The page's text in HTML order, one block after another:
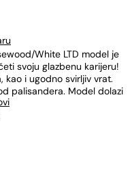
White LTD model je
svoju glazbenu karijeru!
kao i ugodno svirljiv vrat.
palisandera. Model dolazi